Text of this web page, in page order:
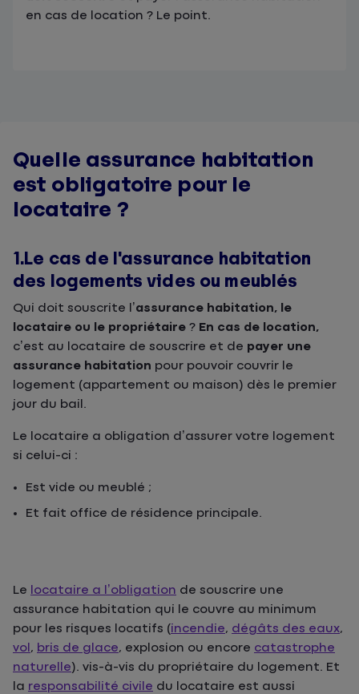
en cas de location ? Le point.
Quelle assurance habitation
est obligatoire pour le
locataire ?
1.Le cas de l'assurance habitation
des logements vides ou meublés
Qui doit souscrite l’assurance habitation, le
locataire ou le propriétaire ? En cas de location,
c’est au locataire de souscrire et de payer une
assurance habitation pour pouvoir couvrir le
logement (appartement ou maison) dès le premier
jour du bail.
Le locataire a obligation d’assurer votre logement
si celui-ci :
Est vide ou meublé ;
Et fait office de résidence principale.
Le locataire a l’obligation de souscrire une
assurance habitation qui le couvre au minimum
pour les risques locatifs (incendie, dégâts des eaux,
vol , bris de glace, explosion ou encore catastrophe
naturelle). vis-à-vis du propriétaire du logement. Et
la responsabilité civile du locataire est aussi